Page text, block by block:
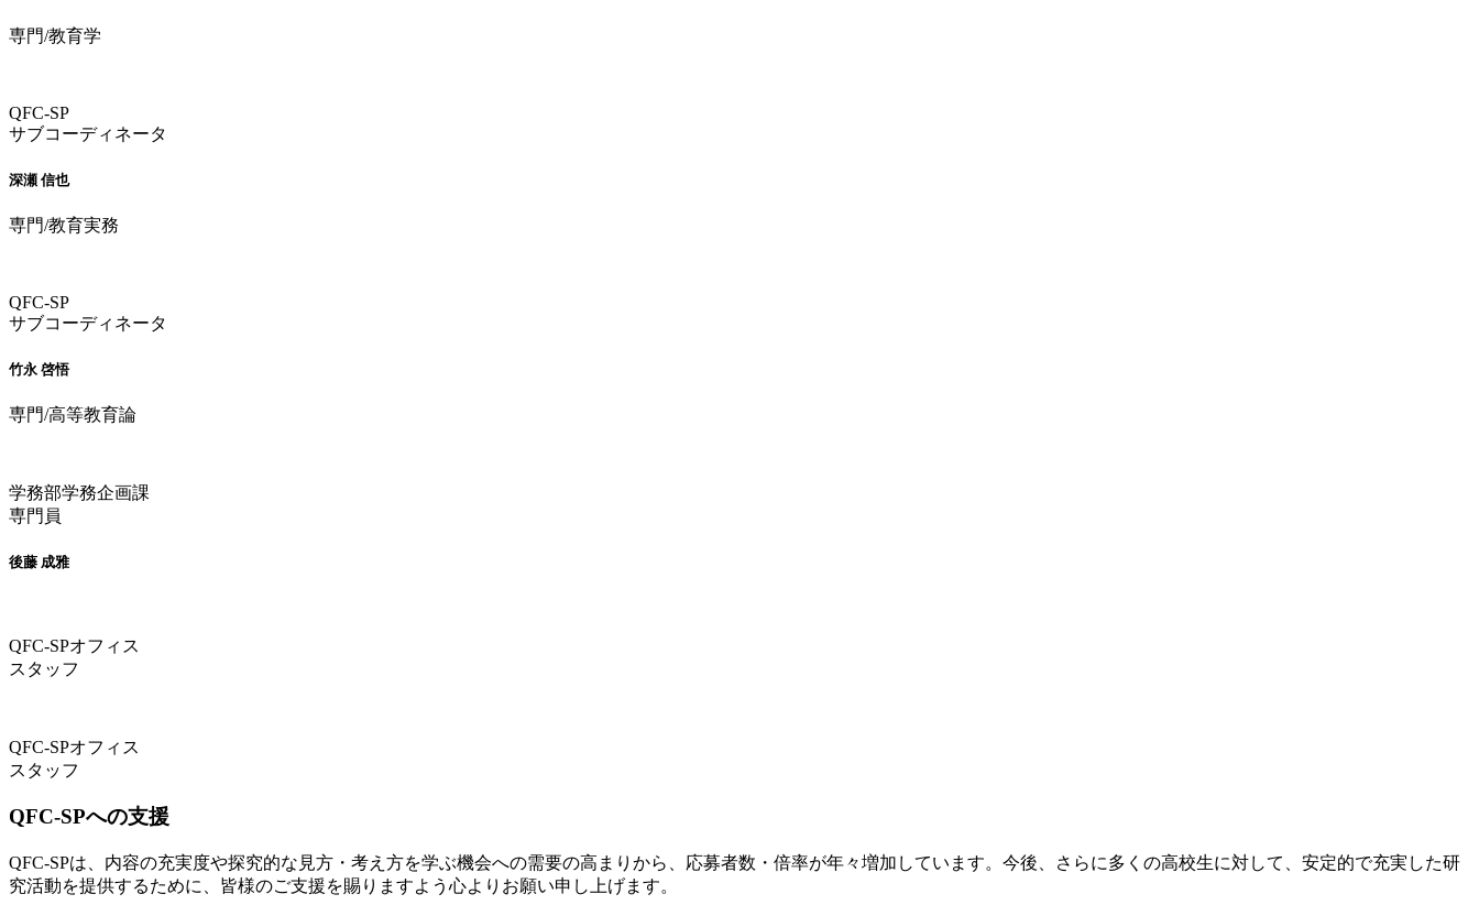
専門/教育学
QFC-SP
サブコーディネータ
深瀬 信也
専門/教育実務
QFC-SP
サブコーディネータ
竹永 啓悟
専門/高等教育論
学務部学務企画課
専門員
後藤 成雅
QFC-SPオフィス
スタッフ
QFC-SPオフィス
スタッフ
QFC-SPへの支援
QFC-SPは、内容の充実度や探究的な見方・考え方を学ぶ機会への需要の高まりから、応募者数・倍率が年々増加しています。今後、さらに多くの高校生に対して、安定的で充実した研
究活動を提供するために、皆様のご支援を賜りますよう心よりお願い申し上げます。